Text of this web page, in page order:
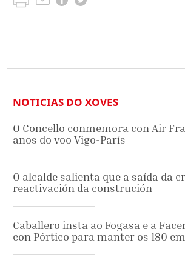
NOTICIAS DO XOVES
O Concello conmemora con Air
anos do voo Vigo-París
O alcalde salienta que a saída da
reactivación da construción
Caballero insta ao Fogasa e a
con Pórtico para manter os 180